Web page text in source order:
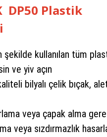
DP50 Plastik
şekilde kullanılan tüm
ve yiv açın
bilyalı çelik bıçak,
veya çapak alma
veya sızdırmazlık